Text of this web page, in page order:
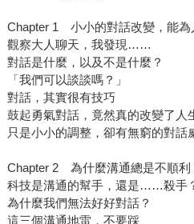
Chapter 1 小小的對話改變，能為
觀察大人聊天，我發現……
對話是什麼，以及不是什麼？
「我們可以談談嗎？」
對話，其實很有技巧
鼓起勇氣對話，竟然真的改變了人
只是小小的調整，卻有無窮的對話
Chapter 2 為什麼溝通總是不順利
科技是溝通的幫手，還是……殺手
為什麼我們無法好好對話？
這三個溝通地雷，不要踩